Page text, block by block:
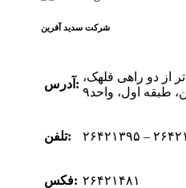
شرکت سدید‌ آفرین
آدرس:
از دو راهی قلهک،
طبقه اول، واحد۹
تلفن: – ۲۶۴۲۱۴۷۵
فکس: ۲۶۴۲۱۴۸۱